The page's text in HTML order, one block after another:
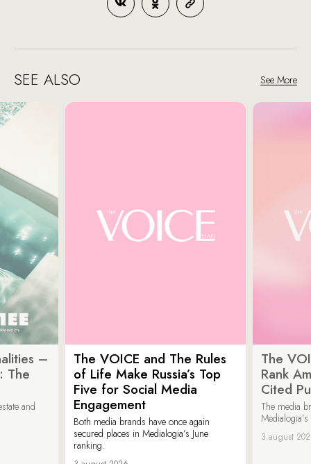
SEE ALSO See More
–
The
and
The VOICE and The Rules
of Life Make Russia’s Top
Five for Social Media
Engagement
Both media brands have once again
secured places in Medialogia’s June
ranking.
The
Rank
Cited
The media
3 august